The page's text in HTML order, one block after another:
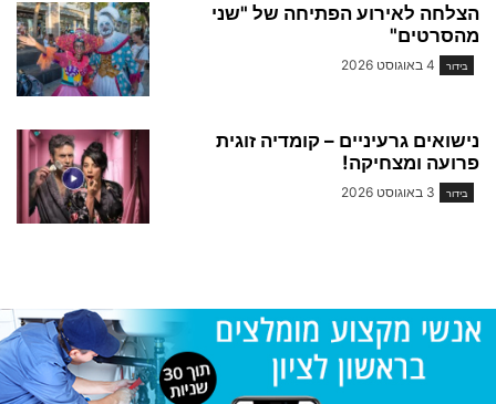
הצלחה לאירוע הפתיחה של "שני
מהסרטים"
בידור 4 באוגוסט 2026
נישואים גרעיניים – קומדיה זוגית
פרועה ומצחיקה!
בידור 3 באוגוסט 2026